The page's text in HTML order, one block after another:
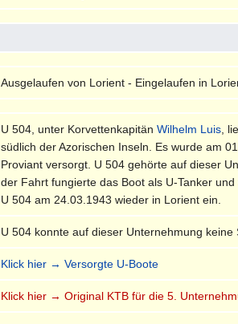
Ausgelaufen von Lorient - Eingelaufen in
U 504, unter KorvettenkapitänWilhelm Luis ,
südlich der Azorischen Inseln. Es wurde am
Proviant versorgt. U 504 gehörte auf dieser
der Fahrt fungierte das Boot als U-Tanker
U 504 am 24.03.1943 wieder in Lorient ein.
U 504 konnte auf dieser Unternehmung keine
Klick hier → Versorgte U-Boote
Klick hier → Original KTB für die 5.